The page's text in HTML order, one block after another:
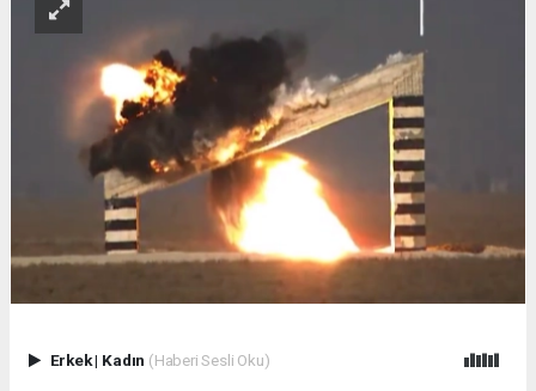
Erkek| Kadın (Haberi Sesli Oku)